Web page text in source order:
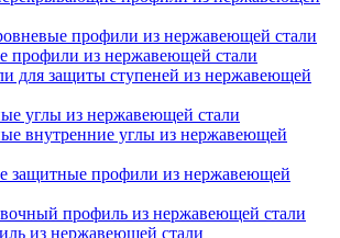
профили из нержавеющей стали
профили из нержавеющей стали
для защиты ступеней из нержавеющей
углы из нержавеющей стали
внутренние углы из нержавеющей
защитные профили из нержавеющей
профиль из нержавеющей стали
из нержавеющей стали